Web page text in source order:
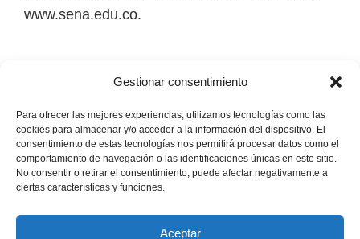
é
c
n
i
c
www.sena.edu.co.
e imágenes pertenecen a sus respectivos
propietarios.
Mapa del Sitio
Gestionar consentimiento
Para ofrecer las mejores experiencias, utilizamos tecnologías como las
cookies para almacenar y/o acceder a la información del dispositivo. El
consentimiento de estas tecnologías nos permitirá procesar datos como el
comportamiento de navegación o las identificaciones únicas en este sitio.
No consentir o retirar el consentimiento, puede afectar negativamente a
ciertas características y funciones.
Aceptar